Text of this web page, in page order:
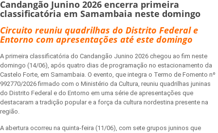
Candangão Junino 2026 encerra primeira
classificatória em Samambaia neste domingo
Circuito reuniu quadrilhas do Distrito Federal e
Entorno com apresentações até este domingo
A primeira classificatória do Candangão Junino 2026 chegou ao fim neste
domingo (14/06), após quatro dias de programação no estacionamento da
Castelo Forte, em Samambaia. O evento, que integra o Termo de Fomento nº
992770/2026 firmado com o Ministério da Cultura, reuniu quadrilhas juninas
do Distrito Federal e do Entorno em uma série de apresentações que
destacaram a tradição popular e a força da cultura nordestina presente na
região.
A abertura ocorreu na quinta-feira (11/06), com sete grupos juninos que